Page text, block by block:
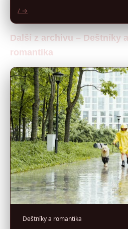
/ →
Další z archivu – Deštníky a
romantika
Deštníky a romantika